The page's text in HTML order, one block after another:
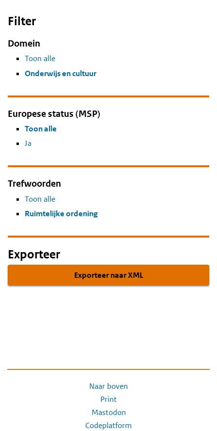
Filter
Domein
Toon alle
Onderwijs en cultuur
Europese status (MSP)
Toon alle
Ja
Trefwoorden
Toon alle
Ruimtelijke ordening
Exporteer
Exporteer naar XML
Naar boven
Print
Mastodon
Codeplatform